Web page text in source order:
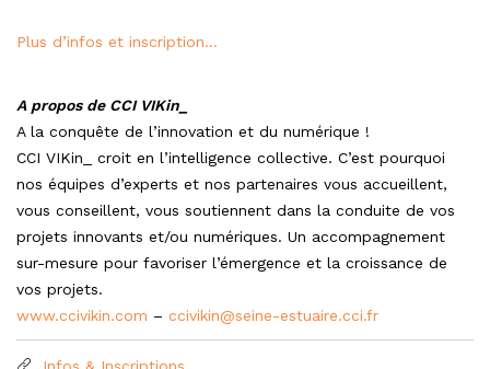
Plus d’infos et inscription…
A propos de CCI VIKin_
A la conquête de l’innovation et du numérique !
CCI VIKin_ croit en l’intelligence collective. C’est pourquoi
nos équipes d’experts et nos partenaires vous accueillent,
vous conseillent, vous soutiennent dans la conduite de vos
projets innovants et/ou numériques. Un accompagnement
sur-mesure pour favoriser l’émergence et la croissance de
vos projets.
www.ccivikin.com – ccivikin@seine-estuaire.cci.fr